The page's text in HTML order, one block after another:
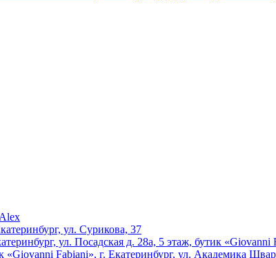
ул. Сурикова, 37
ул. Посадская д. 28а, 5 этаж, бутик «Giovanni
Fabiani», г. Екатеринбург, ул. Академика